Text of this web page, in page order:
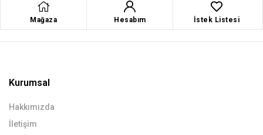
Mağaza Hesabım İstek Listesi
Kurumsal
Hakkımızda
İletişim